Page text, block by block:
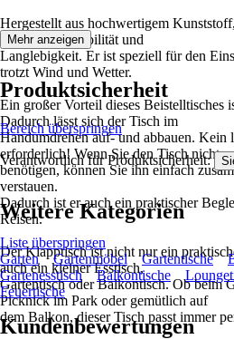
Hergestellt aus hochwertigem
durch seine Stabilität und
Langlebigkeit. Er ist speziell für den
trotzt Wind und Wetter.
Ein großer Vorteil dieses Beistelltisches
Dadurch lässt sich der Tisch im
Handumdrehen auf- und abbauen. Kein
erforderlich! Wenn Sie den Tisch nicht
benötigen, können Sie ihn einfach
verstauen.
Dadurch ist er auch ein praktischer
Reisen.
Der Klapptisch ist nicht nur ein
auch ein kleiner Esstisch,
Gartentisch oder Balkontisch. Ob beim
Picknick im Park oder gemütlich auf
dem Balkon, dieser Tisch passt immer
Mehr anzeigen
Produktsicherheit
Bereich überspringen
Verantwortlich für Produktsicherheit:
Weitere Kategorien
Liste überspringen
Garten
Gartenmöbel Gartentische
Gartenesstisch
Balkontische
Feuertische
Kundenbewertungen